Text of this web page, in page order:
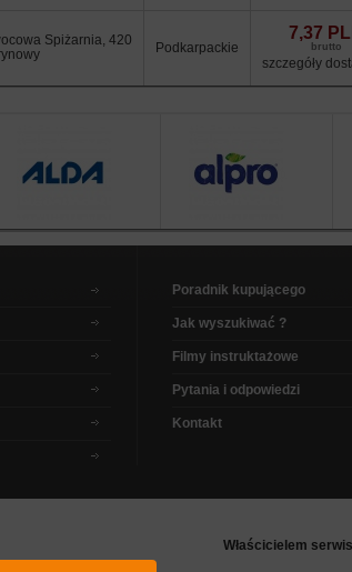
Spiżarnia, 420
Podkarpackie
7,37
brutto
szczegóły
Poradnik kupującego
Jak wyszukiwać ?
Filmy instruktażowe
Pytania i odpowiedzi
Kontakt
Właścicielem